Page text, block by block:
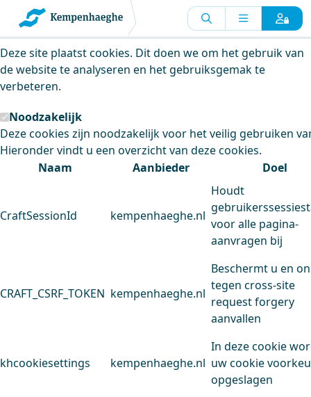
Kempenhaeghe maakt gebruik van
cookies
Deze site plaatst cookies. Dit doen we om het gebruik van
de website te analyseren en het gebruiksgemak te
verbeteren.
Noodzakelijk
Deze cookies zijn noodzakelijk voor het veilig gebruiken
Hieronder vindt u een overzicht van deze cookies.
Naam
Aanbieder Doel
CraftSessionId kempenhaeghe.nl
Houdt
voor alle pagina-
aanvragen bij
CRAFT_CSRF_TOKEN kempenhaeghe.nl
Beschermt u en
tegen cross-site
request forgery
aanvallen
khcookiesettings kempenhaeghe.nl
In deze cookie
uw cookie
opgeslagen